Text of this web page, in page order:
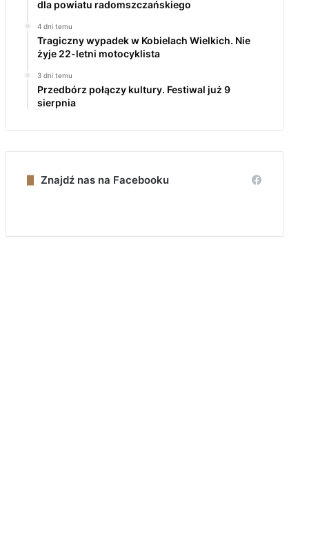
dla powiatu radomszczańskiego
4 dni temu
Tragiczny wypadek w Kobielach Wielkich. Nie
żyje 22-letni motocyklista
3 dni temu
Przedbórz połączy kultury. Festiwal już 9
sierpnia
Znajdź nas na Facebooku